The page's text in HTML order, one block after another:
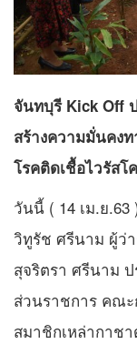
จันทบุรี Kick Off
สร้างความมั่นคง
โรคติดเชื้อไวรัสโ
วันนี้ ( 14 เม.ย
วิทูรัช ศรีนาม ผู้ว่
สุจริตรา ศรีนาม
ส่วนราชการ คณ
สมาชิกเหล่ากาช